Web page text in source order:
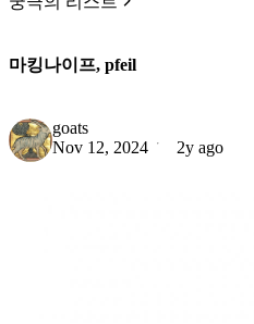
마킹나이프, pfeil
goats
Nov 12, 2024
2y ago